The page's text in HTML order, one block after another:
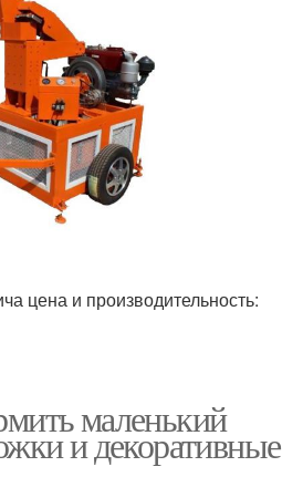
цена и производительность:
маленький
и декоративные